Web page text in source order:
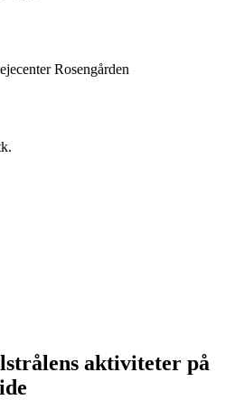
Rosengården
aktiviteter på